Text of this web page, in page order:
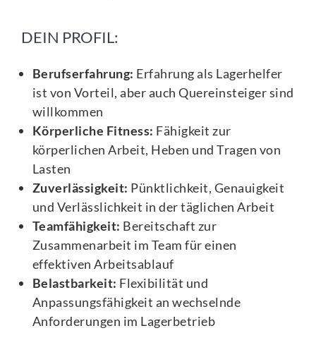
DEIN PROFIL:
Berufserfahrung: Erfahrung als Lagerhelfer
ist von Vorteil, aber auch Quereinsteiger sind
willkommen
Körperliche Fitness: Fähigkeit zur
körperlichen Arbeit, Heben und Tragen von
Lasten
Zuverlässigkeit: Pünktlichkeit, Genauigkeit
und Verlässlichkeit in der täglichen Arbeit
Teamfähigkeit: Bereitschaft zur
Zusammenarbeit im Team für einen
effektiven Arbeitsablauf
Belastbarkeit: Flexibilität und
Anpassungsfähigkeit an wechselnde
Anforderungen im Lagerbetrieb